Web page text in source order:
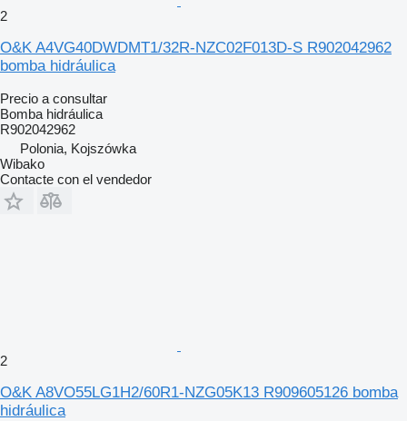
2
O&K A4VG40DWDMT1/32R-NZC02F013D-S R902042962
bomba hidráulica
Precio a consultar
Bomba hidráulica
R902042962
Polonia, Kojszówka
Wibako
Contacte con el vendedor
2
O&K A8VO55LG1H2/60R1-NZG05K13 R909605126 bomba
hidráulica